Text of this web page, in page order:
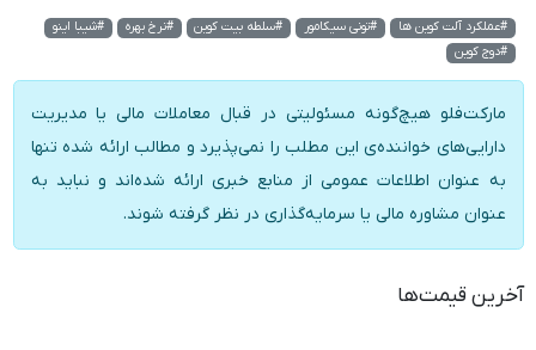
#عملکرد آلت کوین ها #تونی سیکامور #سلطه بیت کوین #نرخ بهره
#شیبا اینو
#دوج کوین
مارکت‌فلو هیچ‌گونه مسئولیتی در قبال معاملات مالی یا مدیریت
دارایی‌های خواننده‌ی این مطلب را نمی‌پذیرد و مطالب ارائه شده تنها
به عنوان اطلاعات عمومی از منابع خبری ارائه شده‌اند و نباید به
عنوان مشاوره مالی یا سرمایه‌گذاری در نظر گرفته شوند.
آخرین قیمت‌ها